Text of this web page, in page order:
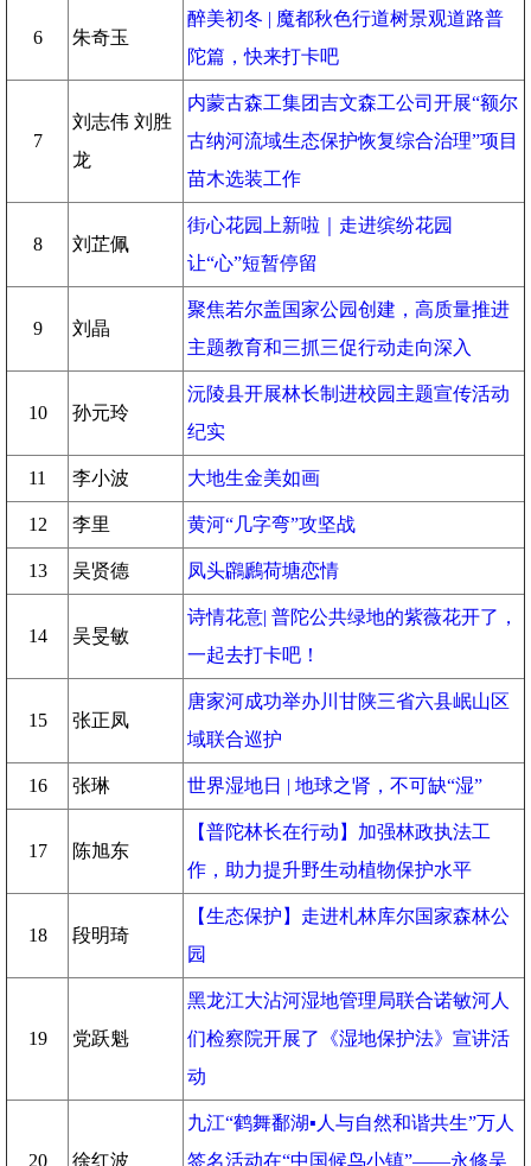
6 朱奇玉
醉美初冬 | 魔都秋色行道树景观道路普
陀篇，快来打卡吧
7
刘志伟 刘胜
龙
内蒙古森工集团吉文森工公司开展“额尔
古纳河流域生态保护恢复综合治理”项目
苗木选装工作
8 刘芷佩
街心花园上新啦｜走进缤纷花园
让“心”短暂停留
9 刘晶
聚焦若尔盖国家公园创建，高质量推进
主题教育和三抓三促行动走向深入
10 孙元玲
沅陵县开展林长制进校园主题宣传活动
纪实
11 李小波 大地生金美如画
12 李里 黄河“几字弯”攻坚战
13 吴贤德 凤头鸊鷉荷塘恋情
14 吴旻敏
诗情花意| 普陀公共绿地的紫薇花开了，
一起去打卡吧！
15 张正凤
唐家河成功举办川甘陕三省六县岷山区
域联合巡护
16 张琳 世界湿地日 | 地球之肾，不可缺“湿”
17 陈旭东
【普陀林长在行动】加强林政执法工
作，助力提升野生动植物保护水平
18 段明琦
【生态保护】走进札林库尔国家森林公
园
19 党跃魁
黑龙江大沾河湿地管理局联合诺敏河人
们检察院开展了《湿地保护法》宣讲活
动
20 徐红波
九江“鹤舞鄱湖▪人与自然和谐共生”万人
签名活动在“中国候鸟小镇”——永修吴